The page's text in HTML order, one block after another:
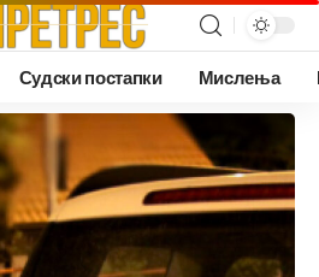
Судски постапки Мислења